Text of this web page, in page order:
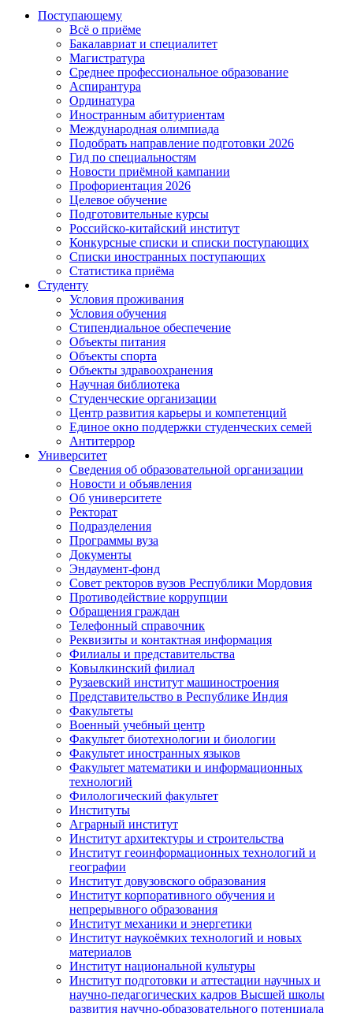
Поступающему
Всё о приёме
Бакалавриат и специалитет
Магистратура
Среднее профессиональное образование
Аспирантура
Ординатура
Иностранным абитуриентам
Международная олимпиада
Подобрать направление подготовки 2026
Гид по специальностям
Новости приёмной кампании
Профориентация 2026
Целевое обучение
Подготовительные курсы
Российско-китайский институт
Конкурсные списки и списки поступающих
Списки иностранных поступающих
Статистика приёма
Студенту
Условия проживания
Условия обучения
Стипендиальное обеспечение
Объекты питания
Объекты спорта
Объекты здравоохранения
Научная библиотека
Студенческие организации
Центр развития карьеры и компетенций
Единое окно поддержки студенческих семей
Антитеррор
Университет
Сведения об образовательной организации
Новости и объявления
Об университете
Ректорат
Подразделения
Программы вуза
Документы
Эндаумент-фонд
Совет ректоров вузов Республики Мордовия
Противодействие коррупции
Обращения граждан
Телефонный справочник
Реквизиты и контактная информация
Филиалы и представительства
Ковылкинский филиал
Рузаевский институт машиностроения
Представительство в Республике Индия
Факультеты
Военный учебный центр
Факультет биотехнологии и биологии
Факультет иностранных языков
Факультет математики и информационных
технологий
Филологический факультет
Институты
Аграрный институт
Институт архитектуры и строительства
Институт геоинформационных технологий и
географии
Институт довузовского образования
Институт корпоративного обучения и
непрерывного образования
Институт механики и энергетики
Институт наукоёмких технологий и новых
материалов
Институт национальной культуры
Институт подготовки и аттестации научных и
научно-педагогических кадров Высшей школы
развития научно-образовательного потенциала